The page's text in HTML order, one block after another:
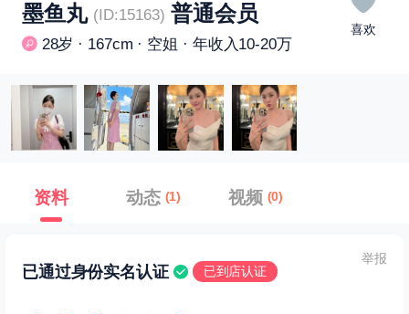
墨鱼丸 (ID:15163) 普通会员
28岁 · 167cm · 空姐 · 年收入10-20万
喜欢
资料 动态 (1) 视频 (0)
已通过身份实名认证
举报
已到店认证